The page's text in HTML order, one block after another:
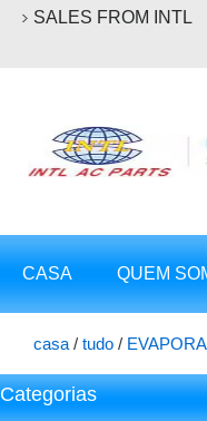
SALES FROM INTL
CASA QUEM
casa / tudo /
Categorias